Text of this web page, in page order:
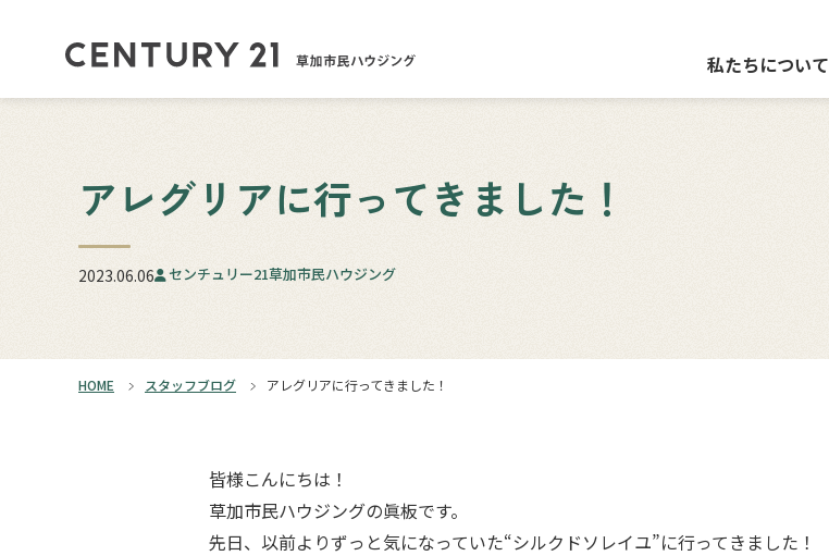
私たちについて
アレグリアに行ってきました！
2023.06.06 センチュリー21草加市民ハウジング
HOME スタッフブログ アレグリアに行ってきました！
皆様こんにちは！
草加市民ハウジングの眞板です。
先日、以前よりずっと気になっていた“シルクドソレイユ”に行ってきました！